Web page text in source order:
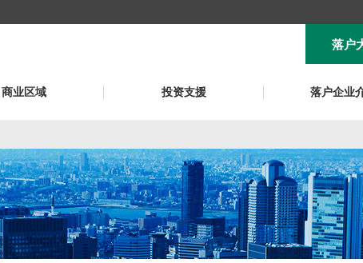
落户
商业区域 投资支援 落户企业